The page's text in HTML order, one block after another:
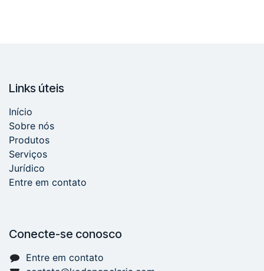
Links úteis
Início
Sobre nós
Produtos
Serviços
Jurídico
Entre em contato
Conecte-se conosco
Entre em contato